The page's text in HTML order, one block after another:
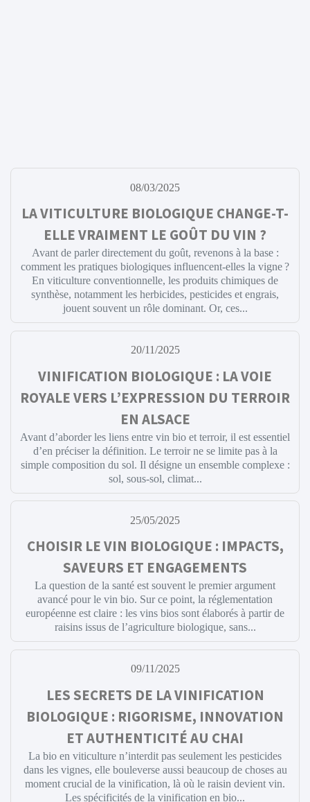
08/03/2025
LA VITICULTURE BIOLOGIQUE CHANGE-T-
ELLE VRAIMENT LE GOÛT DU VIN ?
Avant de parler directement du goût, revenons à la base :
comment les pratiques biologiques influencent-elles la vigne ?
En viticulture conventionnelle, les produits chimiques de
synthèse, notamment les herbicides, pesticides et engrais,
jouent souvent un rôle dominant. Or, ces...
20/11/2025
VINIFICATION BIOLOGIQUE : LA VOIE
ROYALE VERS L’EXPRESSION DU TERROIR
EN ALSACE
Avant d’aborder les liens entre vin bio et terroir, il est essentiel
d’en préciser la définition. Le terroir ne se limite pas à la
simple composition du sol. Il désigne un ensemble complexe :
sol, sous-sol, climat...
25/05/2025
CHOISIR LE VIN BIOLOGIQUE : IMPACTS,
SAVEURS ET ENGAGEMENTS
La question de la santé est souvent le premier argument
avancé pour le vin bio. Sur ce point, la réglementation
européenne est claire : les vins bios sont élaborés à partir de
raisins issus de l’agriculture biologique, sans...
09/11/2025
LES SECRETS DE LA VINIFICATION
BIOLOGIQUE : RIGORISME, INNOVATION
ET AUTHENTICITÉ AU CHAI
La bio en viticulture n’interdit pas seulement les pesticides
dans les vignes, elle bouleverse aussi beaucoup de choses au
moment crucial de la vinification, là où le raisin devient vin.
Les spécificités de la vinification en bio...